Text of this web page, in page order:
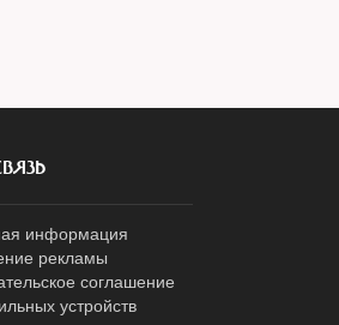
информация
рекламы
соглашение
устройств